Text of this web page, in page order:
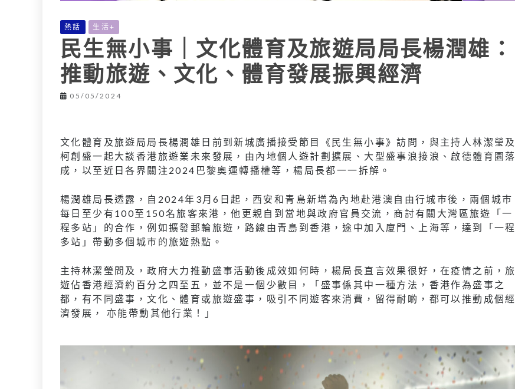
熱話 生活+
民生無小事｜文化體育及旅遊局局長楊潤雄：
推動旅遊、文化、體育發展振興經濟
05/05/2024
文化體育及旅遊局局長楊潤雄日前到新城廣播接受節目《民生無小事》訪問，與主持人林潔瑩及
柯創盛一起大談香港旅遊業未來發展，由內地個人遊計劃擴展、大型盛事浪接浪、啟德體育園落
成，以至近日各界關注2024巴黎奧運轉播權等，楊局長都一一拆解。
楊潤雄局長透露，自2024年3月6日起，西安和青島新增為內地赴港澳自由行城巿後，兩個城巿
每日至少有100至150名旅客來港，他更親自到當地與政府官員交流，商討有關大灣區旅遊「一
程多站」的合作，例如擴發郵輪旅遊，路線由青島到香港，途中加入廈門、上海等，達到「一程
多站」帶動多個城巿的旅遊熱點。
主持林潔瑩問及，政府大力推動盛事活動後成效如何時，楊局長直言效果很好，在疫情之前，旅
遊佔香港經濟約百分之四至五，並不是一個少數目，「盛事係其中一種方法，香港作為盛事之
都，有不同盛事，文化、體育或旅遊盛事，吸引不同遊客來消費，留得耐啲，都可以推動成個經
濟發展， 亦能帶動其他行業！」